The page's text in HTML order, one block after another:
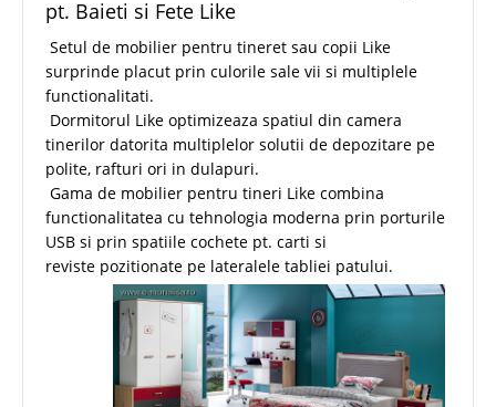
pt. Baieti si Fete Like
Setul de mobilier pentru tineret sau copii Like
surprinde placut prin culorile sale vii si multiplele
functionalitati.
Dormitorul Like optimizeaza spatiul din camera
tinerilor datorita multiplelor solutii de depozitare pe
polite, rafturi ori in dulapuri.
Gama de mobilier pentru tineri Like combina
functionalitatea cu tehnologia moderna prin porturile
USB si prin spatiile cochete pt. carti si
reviste pozitionate pe lateralele tabliei patului.